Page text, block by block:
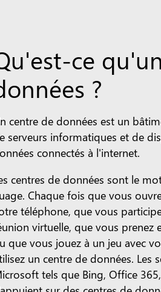
ce
?
centre de données est un
serveurs informatiques et de
connectés à l'internet.
centres de données sont le
Chaque fois que vous
téléphone, que vous
virtuelle, que vous prenez
que vous jouez à un jeu avec
un centre de données. Les
tels que Bing, Office